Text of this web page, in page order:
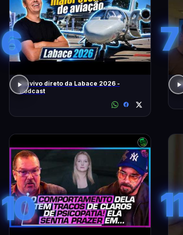
6
Ao vivo direto da Labace 2026 -
Podcast
7
10